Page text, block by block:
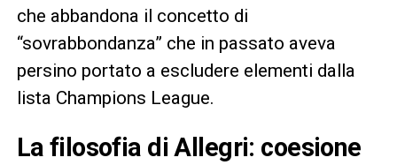
che abbandona il concetto di
“sovrabbondanza” che in passato aveva
persino portato a escludere elementi dalla
lista Champions League.
La filosofia di Allegri: coesione